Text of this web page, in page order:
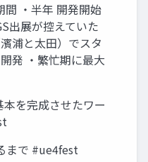
間 ・半年 開発開始
出展が控えていた
浦と太田）でスタ
発 ・繁忙期に最大
を完成させたワー
まで #ue4fest